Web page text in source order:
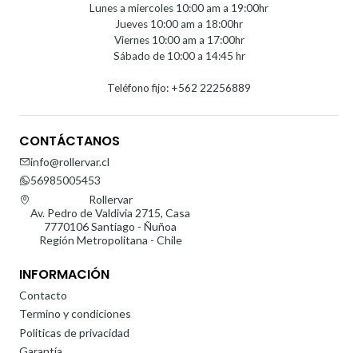
Lunes a miercoles 10:00 am a 19:00hr
Jueves 10:00 am a 18:00hr
Viernes 10:00 am a 17:00hr
Sábado de 10:00 a 14:45 hr
Teléfono fijo: +562 22256889
CONTÁCTANOS
info@rollervar.cl
56985005453
Rollervar
Av. Pedro de Valdivia 2715, Casa
7770106 Santiago - Ñuñoa
Región Metropolitana - Chile
INFORMACIÓN
Contacto
Termino y condiciones
Politicas de privacidad